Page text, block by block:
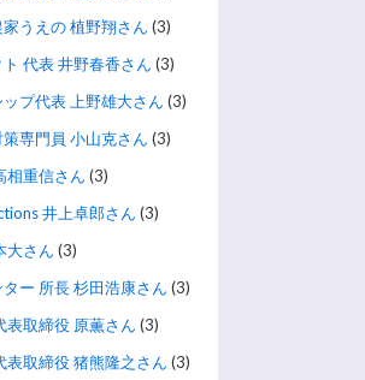
うえの 植野翔さん (3)
代表 井野春香さん (3)
プ代表 上野雄大さん (3)
専門員 小山克さん (3)
相重信さん (3)
井上卓郎さん (3)
大さん (3)
ー 所長 杉田浩康さん (3)
表取締役 原薫さん (3)
表取締役 猪熊隆之さん (3)